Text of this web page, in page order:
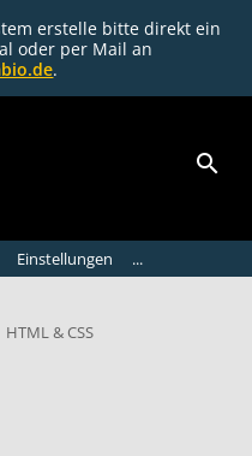
erstelle bitte direkt ein
oder per Mail an
.
Einstellungen ...
HTML & CSS